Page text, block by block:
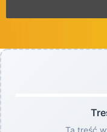
Ta treść